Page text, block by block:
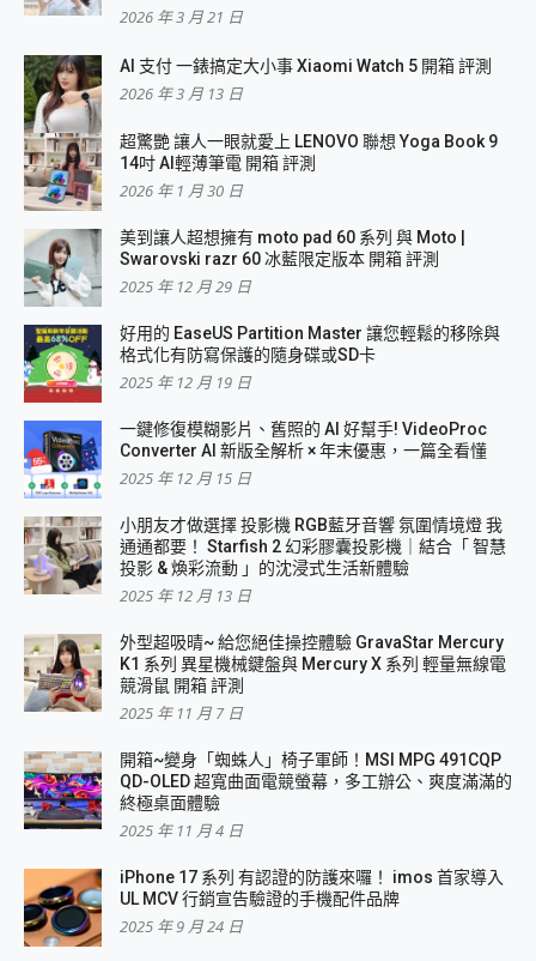
2026 年 3 月 21 日
AI 支付 一錶搞定大小事 Xiaomi Watch 5 開箱 評測
2026 年 3 月 13 日
超驚艷 讓人一眼就愛上 LENOVO 聯想 Yoga Book 9
14吋 AI輕薄筆電 開箱 評測
2026 年 1 月 30 日
美到讓人超想擁有 moto pad 60 系列 與 Moto |
Swarovski razr 60 冰藍限定版本 開箱 評測
2025 年 12 月 29 日
好用的 EaseUS Partition Master 讓您輕鬆的移除與
格式化有防寫保護的隨身碟或SD卡
2025 年 12 月 19 日
一鍵修復模糊影片、舊照的 AI 好幫手! VideoProc
Converter AI 新版全解析 × 年末優惠，一篇全看懂
2025 年 12 月 15 日
小朋友才做選擇 投影機 RGB藍牙音響 氛圍情境燈 我
通通都要！ Starfish 2 幻彩膠囊投影機｜結合「 智慧
投影 & 煥彩流動 」的沈浸式生活新體驗
2025 年 12 月 13 日
外型超吸晴~ 給您絕佳操控體驗 GravaStar Mercury
K1 系列 異星機械鍵盤與 Mercury X 系列 輕量無線電
競滑鼠 開箱 評測
2025 年 11 月 7 日
開箱~變身「蜘蛛人」椅子軍師！MSI MPG 491CQP
QD-OLED 超寬曲面電競螢幕，多工辦公、爽度滿滿的
終極桌面體驗
2025 年 11 月 4 日
iPhone 17 系列 有認證的防護來囉！ imos 首家導入
UL MCV 行銷宣告驗證的手機配件品牌
2025 年 9 月 24 日